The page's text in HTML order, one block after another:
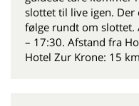
slottet til live igen. Der
følge rundt om
– 17:30. Afstand fra
Hotel Zur Krone: 15